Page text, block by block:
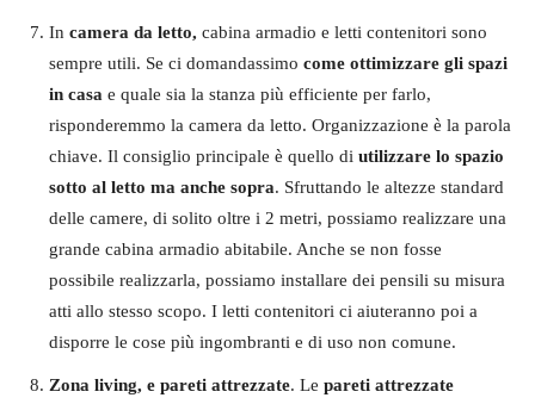
In camera da letto, cabina armadio e letti contenitori sono
sempre utili. Se ci domandassimo come ottimizzare gli spazi
in casa e quale sia la stanza più efficiente per farlo,
risponderemmo la camera da letto. Organizzazione è la parola
chiave. Il consiglio principale è quello di utilizzare lo spazio
sotto al letto ma anche sopra. Sfruttando le altezze standard
delle camere, di solito oltre i 2 metri, possiamo realizzare una
grande cabina armadio abitabile. Anche se non fosse
possibile realizzarla, possiamo installare dei pensili su misura
atti allo stesso scopo. I letti contenitori ci aiuteranno poi a
disporre le cose più ingombranti e di uso non comune.
Zona living, e pareti attrezzate. Le pareti attrezzate